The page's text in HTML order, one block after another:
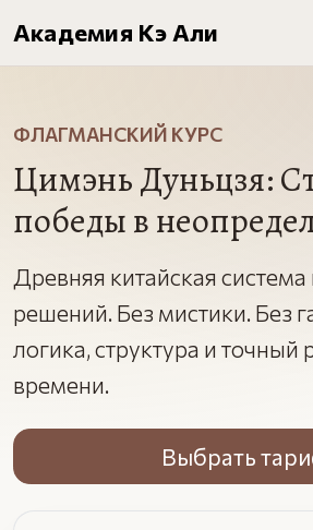
Академия Кэ Али
ФЛАГМАНСКИЙ КУРС
Цимэнь Дуньцзя:
победы в
Древняя китайская система
решений. Без мистики. Без
логика, структура и точный
времени.
Выбрать